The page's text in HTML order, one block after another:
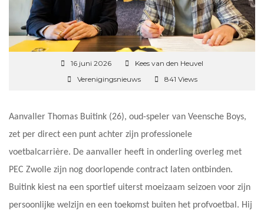
16 juni 2026
Kees van den Heuvel
Verenigingsnieuws
841 Views
Aanvaller Thomas Buitink (26), oud-speler van Veensche Boys,
zet per direct een punt achter zijn professionele
voetbalcarrière. De aanvaller heeft in onderling overleg met
PEC Zwolle zijn nog doorlopende contract laten ontbinden.
Buitink kiest na een sportief uiterst moeizaam seizoen voor zijn
persoonlijke welzijn en een toekomst buiten het profvoetbal. Hij